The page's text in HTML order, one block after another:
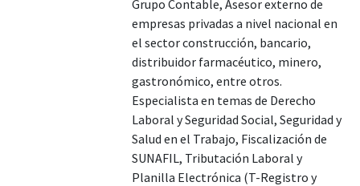
Grupo Contable, Asesor externo de
empresas privadas a nivel nacional en
el sector construcción, bancario,
distribuidor farmacéutico, minero,
gastronómico, entre otros.
Especialista en temas de Derecho
Laboral y Seguridad Social, Seguridad y
Salud en el Trabajo, Fiscalización de
SUNAFIL, Tributación Laboral y
Planilla Electrónica (T-Registro y